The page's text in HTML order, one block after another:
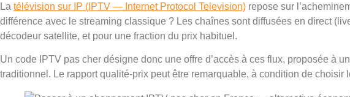
La télévision sur IP (IPTV — Internet Protocol Television) repose sur
différence avec le streaming classique ? Les chaînes sont diffusées en direct
décodeur satellite, et pour une fraction du prix habituel.
Un code IPTV pas cher désigne donc une offre d’accès à ces flux, proposée à
traditionnel. Le rapport qualité-prix peut être remarquable, à condition de choisir